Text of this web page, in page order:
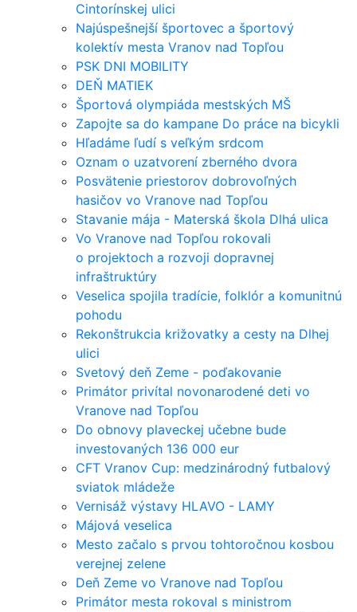
Cintorínskej ulici
Najúspešnejší športovec a športový
kolektív mesta Vranov nad Topľou
PSK DNI MOBILITY
DEŇ MATIEK
Športová olympiáda mestských MŠ
Zapojte sa do kampane Do práce na bicykli
Hľadáme ľudí s veľkým srdcom
Oznam o uzatvorení zberného dvora
Posvätenie priestorov dobrovoľných
hasičov vo Vranove nad Topľou
Stavanie mája - Materská škola Dlhá ulica
Vo Vranove nad Topľou rokovali
o projektoch a rozvoji dopravnej
infraštruktúry
Veselica spojila tradície, folklór a komunitnú
pohodu
Rekonštrukcia križovatky a cesty na Dlhej
ulici
Svetový deň Zeme - poďakovanie
Primátor privítal novonarodené deti vo
Vranove nad Topľou
Do obnovy plaveckej učebne bude
investovaných 136 000 eur
CFT Vranov Cup: medzinárodný futbalový
sviatok mládeže
Vernisáž výstavy HLAVO - LAMY
Májová veselica
Mesto začalo s prvou tohtoročnou kosbou
verejnej zelene
Deň Zeme vo Vranove nad Topľou
Primátor mesta rokoval s ministrom